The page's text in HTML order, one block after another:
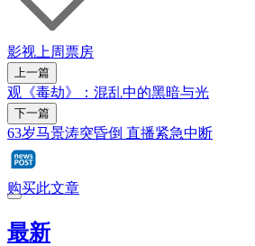
影视 上周票房
上一篇
观《毒劫》：混乱中的黑暗与光
下一篇
63岁马景涛突昏倒 直播紧急中断
购买此文章
最新